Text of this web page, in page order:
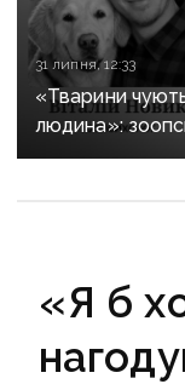
31 липня, 12:33
«Тварини
людина»:
на домашніх
«Я б